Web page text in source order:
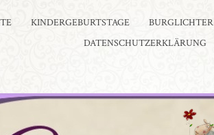
KINDERGEBURTSTAGE BURGLICHTER
DATENSCHUTZERKLÄRUNG